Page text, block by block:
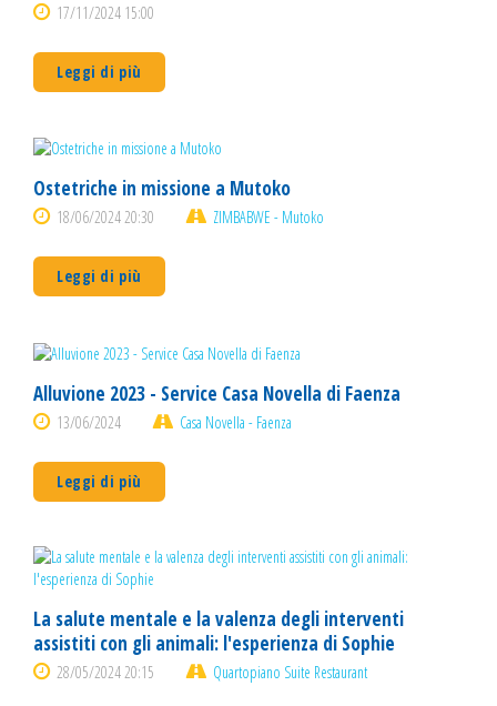
17/11/2024 15:00
Leggi di più
Ostetriche in missione a Mutoko
18/06/2024 20:30 ZIMBABWE - Mutoko
Leggi di più
Alluvione 2023 - Service Casa Novella di Faenza
13/06/2024 Casa Novella - Faenza
Leggi di più
La salute mentale e la valenza degli interventi
assistiti con gli animali: l'esperienza di Sophie
28/05/2024 20:15 Quartopiano Suite Restaurant